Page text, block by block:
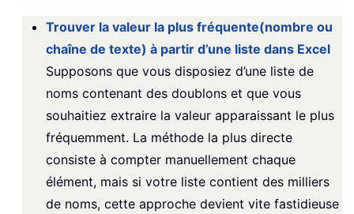
Trouver la valeur la plus fréquente(nombre ou
chaîne de texte) à partir d’une liste dans Excel
Supposons que vous disposiez d’une liste de
noms contenant des doublons et que vous
souhaitiez extraire la valeur apparaissant le plus
fréquemment. La méthode la plus directe
consiste à compter manuellement chaque
élément, mais si votre liste contient des milliers
de noms, cette approche devient vite fastidieuse